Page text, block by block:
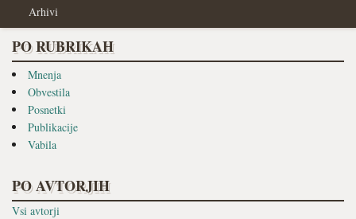
Arhivi
PO RUBRIKAH
Mnenja
Obvestila
Posnetki
Publikacije
Vabila
PO AVTORJIH
Vsi avtorji